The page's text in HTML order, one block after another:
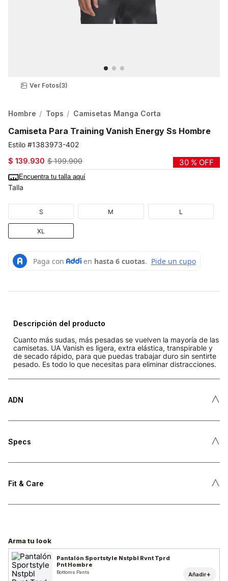
Ver Fotos(3)
Hombre Tops Camisetas Manga Corta
Camiseta Para Training Vanish Energy Ss Hombre
1383973-402
$ 139.930 $ 199.900 30 % OFF
Encuentra tu talla aquí
Talla
S M L
XL
Descripción del producto
Cuanto más sudas, más pesadas se vuelven la mayoría de las
camisetas. UA Vanish es ligera, extra elástica, transpirable y
de secado rápido, para que puedas trabajar duro sin sentirte
pesado. Es todo lo que necesitas para eliminar distracciones.
ADN ˄
Specs ˄
Fit & Care ˄
Arma tu look
Pantalón Sportstyle Nstpbl Rvnt Tprd
Pnt Hombre
Bottoms Pants Añadir+